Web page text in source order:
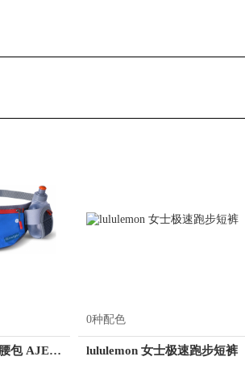
奥尼捷 运动跑步腰包 AJE886
0种配色
lululemon 女士极速跑步短裤